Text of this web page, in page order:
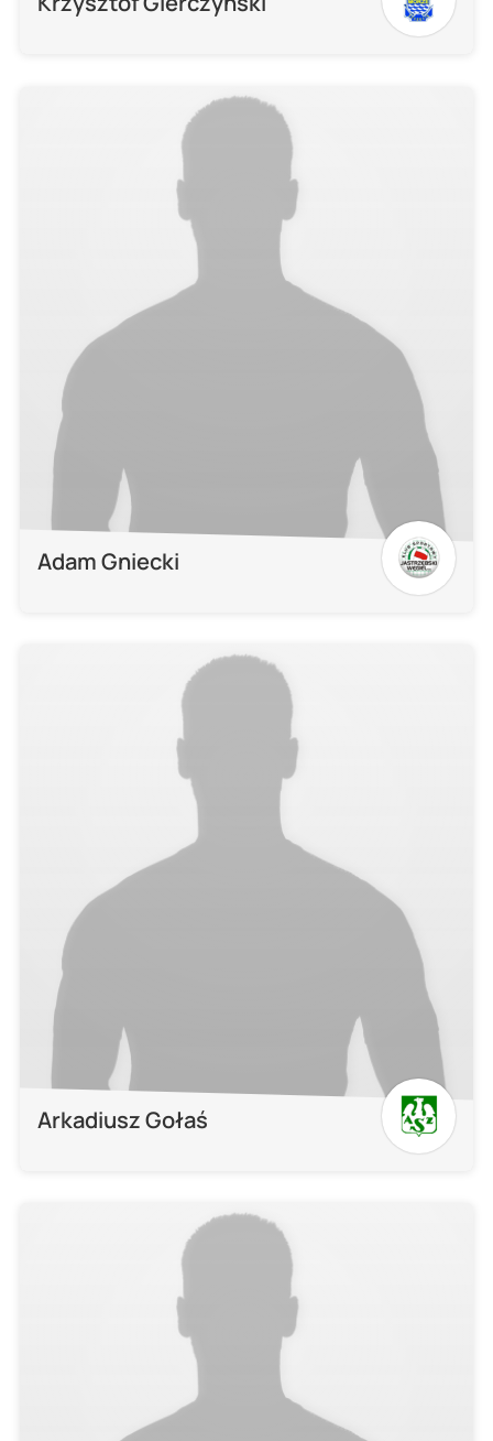
Adam Gniecki
Arkadiusz Gołaś